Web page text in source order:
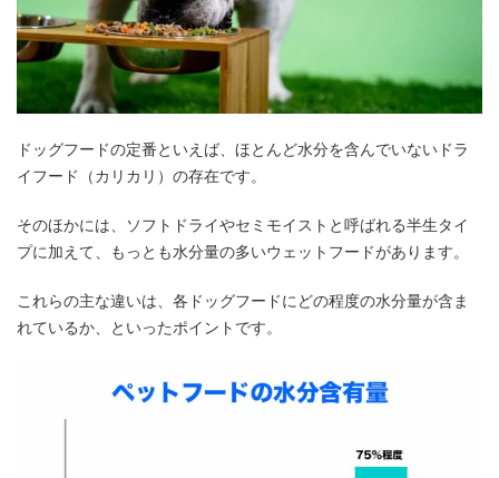
ドッグフードの定番といえば、ほとんど水分を含んでいないドラ
イフード（カリカリ）の存在です。
そのほかには、ソフトドライやセミモイストと呼ばれる半生タイ
プに加えて、もっとも水分量の多いウェットフードがあります。
これらの主な違いは、各ドッグフードにどの程度の水分量が含ま
れているか、といったポイントです。